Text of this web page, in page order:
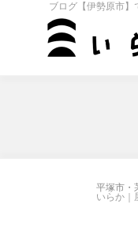
ブログ【伊勢原市
平塚市・
いらか｜